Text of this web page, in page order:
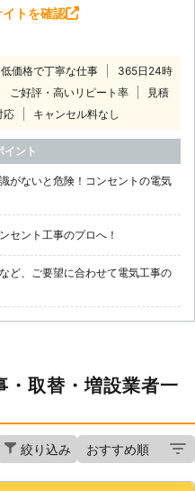
トを確認
低価格で丁寧な仕事
365日24時
ご好評・高いリピート率
見積
応 キャンセル料なし
イント
がないと危険！コンセントの電気
セント工事のプロへ！
ど、ご要望に合わせて電気工事の
・取替・増設業者一
絞り込み